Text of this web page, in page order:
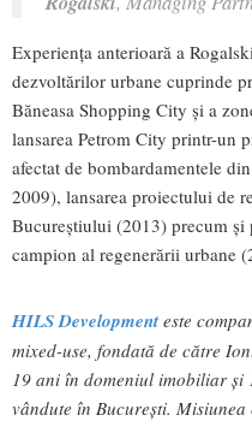
Experiența anterioară a
dezvoltărilor urbane cuprinde
Băneasa Shopping City și a
lansarea Petrom City printr-un
afectat de bombardamentele
2009), lansarea proiectului de
Bucureștiului (2013) precum
campion al regenerării urbane
HILS Development este
mixed-use, fondată de către
19 ani în domeniul imobiliar și
vândute în București.